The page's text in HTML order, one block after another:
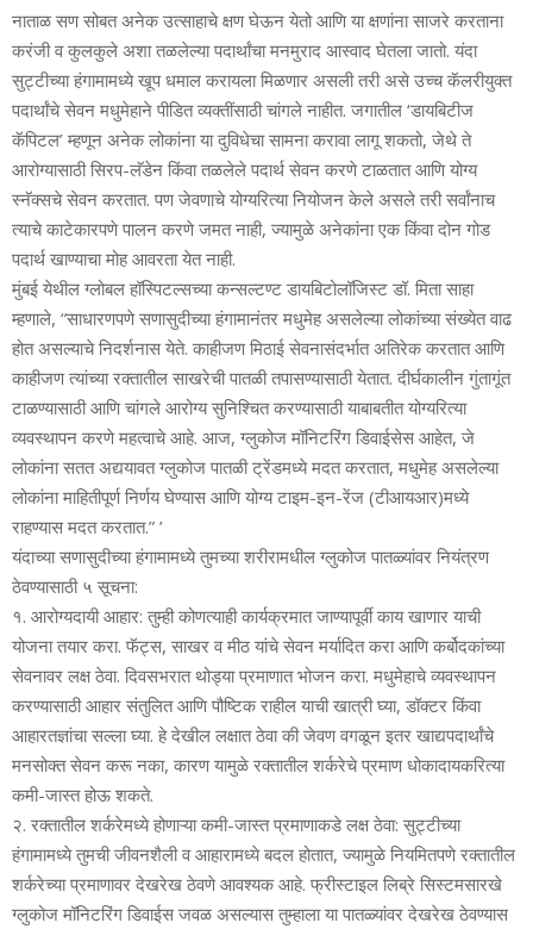
नाताळ सण सोबत अनेक उत्‍साहाचे क्षण घेऊन येतो आणि या क्षणांना साजरे करताना
करंजी व कुलकुले अशा तळलेल्‍या पदार्थांचा मनमुराद आस्‍वाद घेतला जातो. यंदा
सुट्टीच्‍या हंगामामध्‍ये खूप धमाल करायला मिळणार असली तरी असे उच्‍च कॅलरीयुक्‍त
पदार्थांचे सेवन मधुमेहाने पीडित व्‍यक्‍तींसाठी चांगले नाहीत. जगातील ‘डायबिटीज
कॅपिटल’ म्‍हणून अनेक लोकांना या दुविधेचा सामना करावा लागू शकतो, जेथे ते
आरोग्‍यासाठी सिरप-लॅडेन किंवा तळलेले पदार्थ सेवन करणे टाळतात आणि योग्‍य
स्‍नॅक्सचे सेवन करतात. पण जेवणाचे योग्‍यरित्‍या नियोजन केले असले तरी सर्वांनाच
त्‍याचे काटेकारपणे पालन करणे जमत नाही, ज्‍यामुळे अनेकांना एक किंवा दोन गोड
पदार्थ खाण्याचा मोह आवरता येत नाही.
मुंबई येथील ग्‍लोबल हॉस्पिटल्‍सच्‍या कन्‍सल्‍टण्‍ट डायबिटोलॉजिस्‍ट डॉ. मिता साहा
म्‍हणाले, “साधारणपणे सणासुदीच्या हंगामानंतर मधुमेह असलेल्या लोकांच्या संख्येत वाढ
होत असल्याचे निदर्शनास येते. काहीजण मिठाई सेवनासंदर्भात अतिरेक करतात आणि
काहीजण त्यांच्या रक्तातील साखरेची पातळी तपासण्यासाठी येतात. दीर्घकालीन गुंतागूंत
टाळण्यासाठी आणि चांगले आरोग्य सुनिश्चित करण्यासाठी याबाबतीत योग्यरित्या
व्यवस्थापन करणे महत्वाचे आहे. आज, ग्लुकोज मॉनिटरिंग डिवाईसेस आहेत, जे
लोकांना सतत अद्ययावत ग्लुकोज पातळी ट्रेंडमध्ये मदत करतात, मधुमेह असलेल्या
लोकांना माहितीपूर्ण निर्णय घेण्यास आणि योग्य टाइम-इन-रेंज (टीआयआर)मध्‍ये
राहण्यास मदत करतात.” ’
यंदाच्‍या सणासुदीच्‍या हंगामामध्‍ये तुमच्‍या शरीरामधील ग्‍लुकोज पातळ्यांवर नियंत्रण
ठेवण्‍यासाठी ५ सूचना:
१. आरोग्‍यदायी आहार: तुम्ही कोणत्याही कार्यक्रमात जाण्यापूर्वी काय खाणार याची
योजना तयार करा. फॅट्स, साखर व मीठ यांचे सेवन मर्यादित करा आणि कर्बोदकांच्‍या
सेवनावर लक्ष ठेवा. दिवसभरात थोड्या प्रमाणात भोजन करा. मधुमेहाचे व्‍यवस्‍थापन
करण्‍यासाठी आहार संतुलित आणि पौष्टिक राहील याची खात्री घ्‍या, डॉक्टर किंवा
आहारतज्ञांचा सल्‍ला घ्‍या. हे देखील लक्षात ठेवा की जेवण वगळून इतर खाद्यपदार्थांचे
मनसोक्‍त सेवन करू नका, कारण यामुळे रक्तातील शर्करेचे प्रमाण धोकादायकरित्‍या
कमी-जास्‍त होऊ शकते.
२. रक्‍तातील शर्करेमध्‍ये होणाऱ्या कमी-जास्‍त प्रमाणाकडे लक्ष ठेवा: सुट्टीच्‍या
हंगामामध्‍ये तुमची जीवनशैली व आहारामध्‍ये बदल होतात, ज्‍यामुळे नियमितपणे रक्‍तातील
शर्करेच्‍या प्रमाणावर देखरेख ठेवणे आवश्‍यक आहे. फ्रीस्‍टाइल लिब्रे सिस्‍टमसारखे
ग्‍लुकोज मॉनिटरिंग डिवाईस जवळ असल्‍यास तुम्‍हाला या पातळ्यांवर देखरेख ठेवण्‍यास